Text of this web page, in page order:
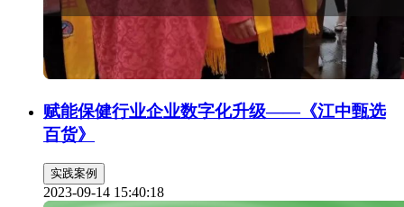
赋能保健行业企业数字化升级——《江中甄选
百货》
实践案例
2023-09-14 15:40:18